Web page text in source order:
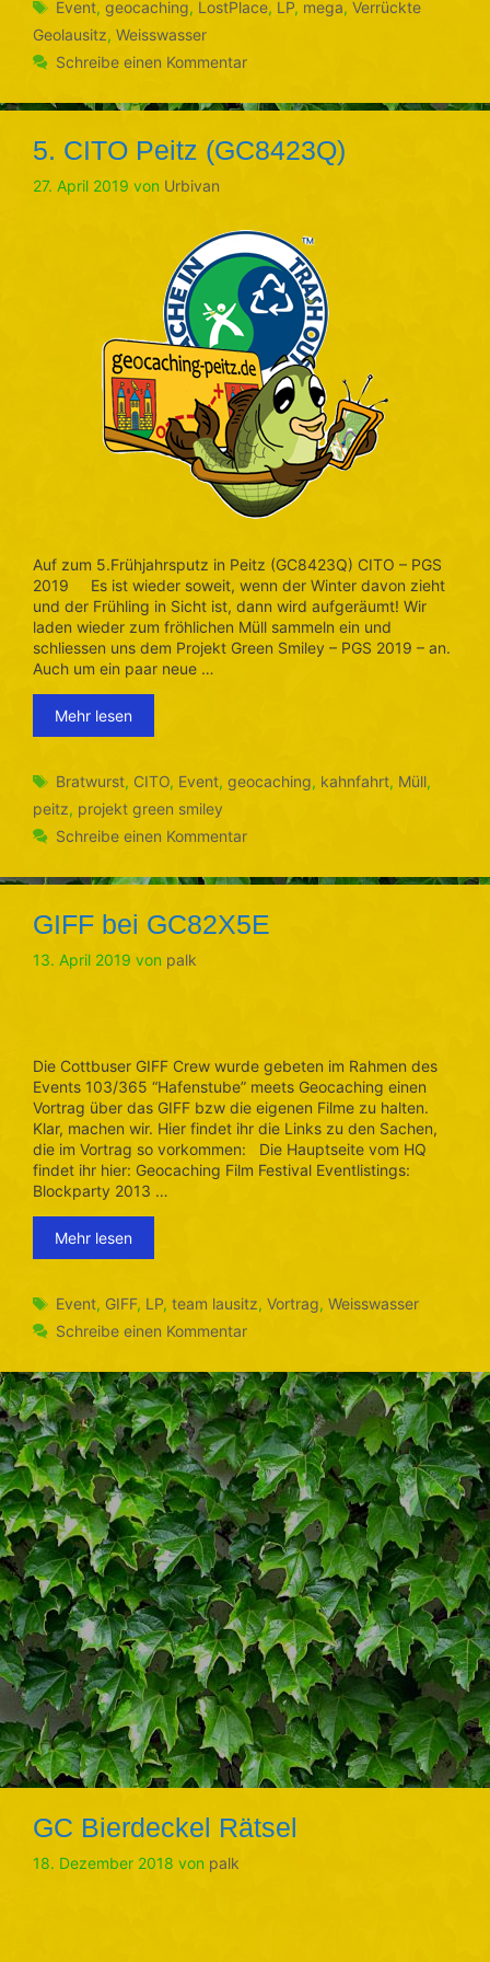
Event,geocaching, LostPlace, LP, mega,Verrückte
Geolausitz, Weisswasser
Schreibe einen Kommentar
5. CITO Peitz (GC8423Q)
27. April 2019 von Urbivan
Auf zum 5.Frühjahrsputz in Peitz (GC8423Q) CITO – PGS
2019 Es ist wieder soweit, wenn der Winter davon zieht
und der Frühling in Sicht ist, dann wird aufgeräumt! Wir
laden wieder zum fröhlichen Müll sammeln ein und
schliessen uns dem Projekt Green Smiley – PGS 2019 – an.
Auch um ein paar neue …
Mehr lesen
Schlagwörter
Bratwurst, CITO, Event,geocaching, kahnfahrt, Müll,
peitz, projekt green smiley
Schreibe einen Kommentar
GIFF bei GC82X5E
13. April 2019 von palk
Die Cottbuser GIFF Crew wurde gebeten im Rahmen des
Events 103/365 “Hafenstube” meets Geocaching einen
Vortrag über das GIFF bzw die eigenen Filme zu halten.
Klar, machen wir. Hier findet ihr die Links zu den Sachen,
die im Vortrag so vorkommen: Die Hauptseite vom HQ
findet ihr hier: Geocaching Film Festival Eventlistings:
Blockparty 2013 …
Mehr lesen
Schlagwörter
Event, GIFF, LP,team lausitz,Vortrag,Weisswasser
Schreibe einen Kommentar
GC Bierdeckel Rätsel
18. Dezember 2018 von palk